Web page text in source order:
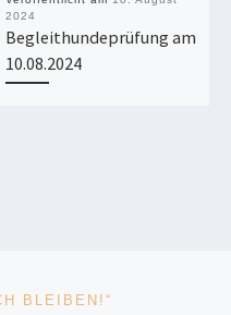
2024
Begleithundeprüfung am
10.08.2024
BLEIBEN!“